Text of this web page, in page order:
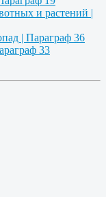
и растений |
| Параграф 36
33